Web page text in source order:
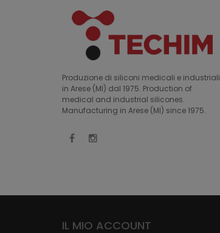
Produzione di siliconi medicali e industriali
in Arese (MI) dal 1975. Production of
medical and industrial silicones.
Manufacturing in Arese (MI) since 1975.
IL MIO ACCOUNT